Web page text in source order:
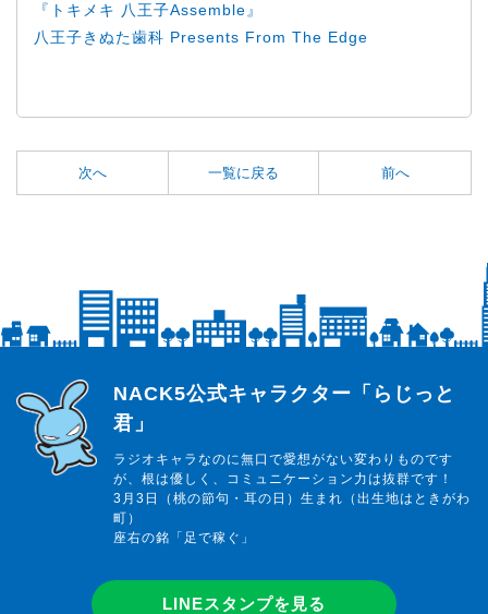
『トキメキ 八王子Assemble』
八王子きぬた歯科 Presents From The Edge
次へ 一覧に戻る 前へ
らじっと君
NACK5公式キャラクター「らじっと
君」
ラジオキャラなのに無口で愛想がない変わりものです
が、根は優しく、コミュニケーション力は抜群です！
3月3日（桃の節句・耳の日）生まれ（出生地はときがわ
町）
座右の銘「足で稼ぐ」
LINEスタンプを見る